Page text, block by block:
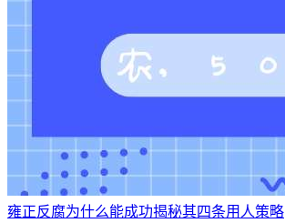
雍正反腐为什么能成功揭秘其四条用人策略